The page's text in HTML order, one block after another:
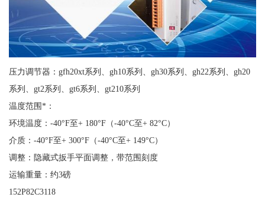
压力调节器：gfh20xt系列、gh10系列、gh30系列、gh22系列、gh20
系列、gt2系列、gt6系列、gt210系列
温度范围*：
环境温度：-40°F至+ 180°F（-40°C至+ 82°C）
介质：-40°F至+ 300°F（-40°C至+ 149°C）
调整：隐藏式扳手平面调整，带范围刻度
运输重量：约3磅
152P82C3118